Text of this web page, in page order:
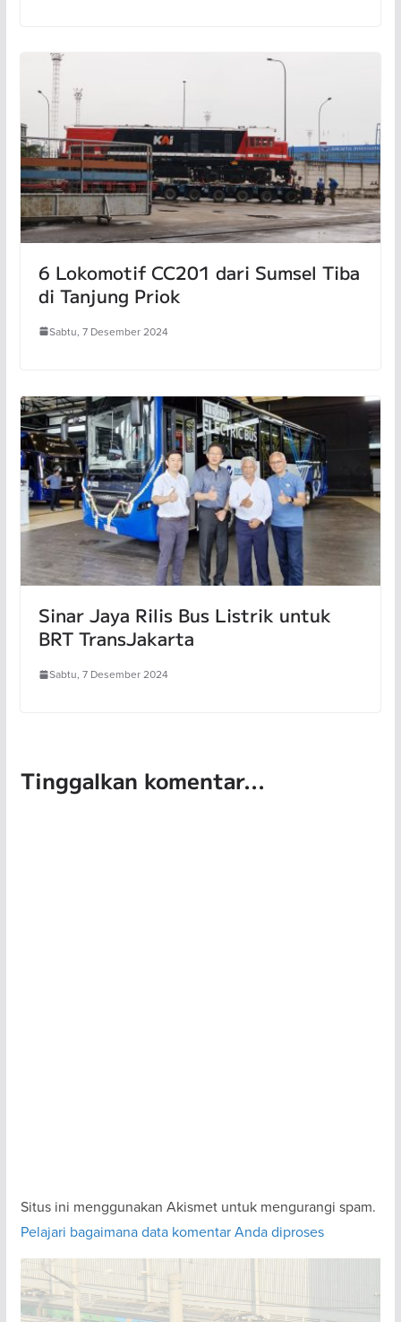
6 Lokomotif CC201 dari Sumsel Tiba
di Tanjung Priok
Sabtu, 7 Desember 2024
Sinar Jaya Rilis Bus Listrik untuk
BRT TransJakarta
Sabtu, 7 Desember 2024
Tinggalkan komentar...
Situs ini menggunakan Akismet untuk mengurangi spam.
Pelajari bagaimana data komentar Anda diproses